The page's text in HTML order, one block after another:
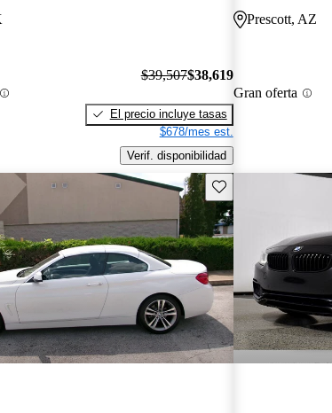
$39,507$38,619
El precio incluye tasas
$678/mes est.
Verif. disponibilidad
Prescott, AZ
Gran oferta
Guarda este Aviso